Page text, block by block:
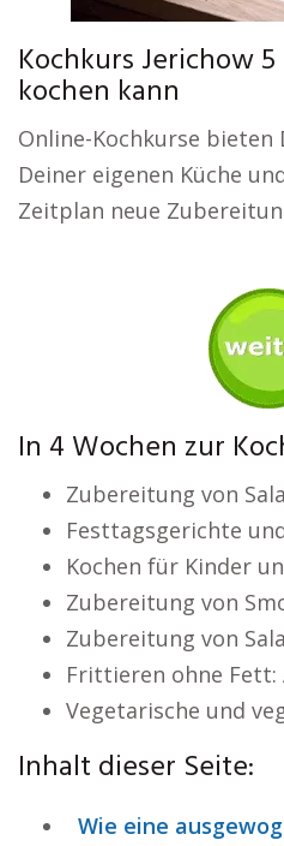
Kochkurs Jerichow
kochen kann
Online-Kochkurse
Deiner eigenen Küche
Zeitplan neue
In 4 Wochen zur
Zubereitung von
Festtagsgerichte
Kochen für Kinder
Zubereitung von
Zubereitung von
Frittieren ohne
Vegetarische und
Inhalt dieser Seite:
Wie eine